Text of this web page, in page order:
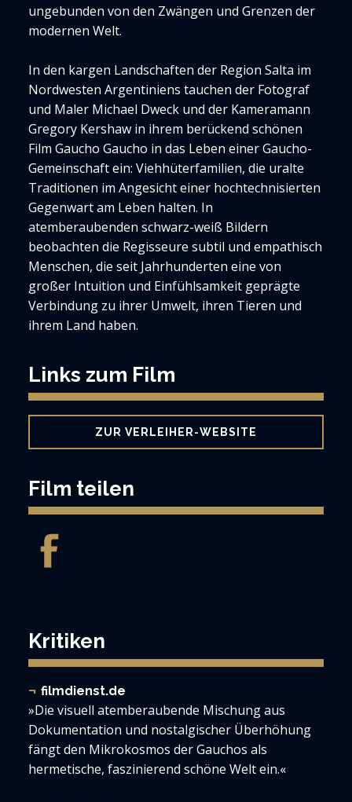
ungebunden von den Zwängen und Grenzen der
modernen Welt.
In den kargen Landschaften der Region Salta im
Nordwesten Argentiniens tauchen der Fotograf
und Maler Michael Dweck und der Kameramann
Gregory Kershaw in ihrem berückend schönen
Film Gaucho Gaucho in das Leben einer Gaucho-
Gemeinschaft ein: Viehhüterfamilien, die uralte
Traditionen im Angesicht einer hochtechnisierten
Gegenwart am Leben halten. In
atemberaubenden schwarz-weiß Bildern
beobachten die Regisseure subtil und empathisch
Menschen, die seit Jahrhunderten eine von
großer Intuition und Einfühlsamkeit geprägte
Verbindung zu ihrer Umwelt, ihren Tieren und
ihrem Land haben.
Links zum Film
ZUR VERLEIHER-WEBSITE
Film teilen
Kritiken
filmdienst.de
»Die visuell atemberaubende Mischung aus
Dokumentation und nostalgischer Überhöhung
fängt den Mikrokosmos der Gauchos als
hermetische, faszinierend schöne Welt ein.«